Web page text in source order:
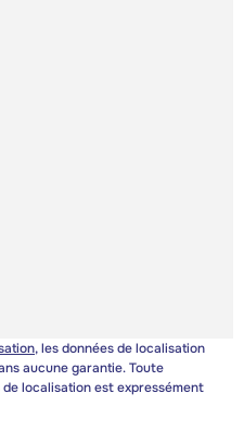
, les données de localisation
aucune garantie. Toute
localisation est expressément